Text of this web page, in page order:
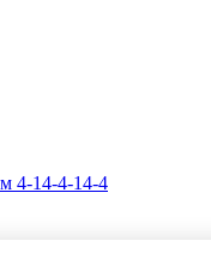
4-14-4-14-4